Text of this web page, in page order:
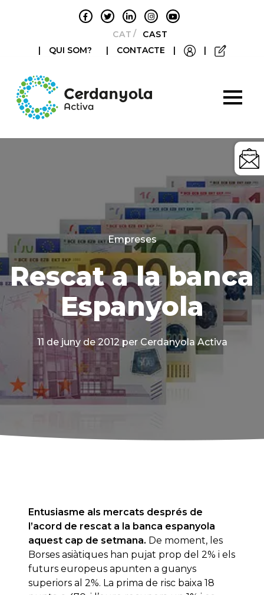
CATALÀCASTELLANO
|
QUI SOM? | CONTACTE | |
Categories
Empreses
Rescat a la banca
Espanyola
11 de juny de 2012 per Cerdanyola Activa
Entusiasme als mercats després de
l’acord de rescat a la banca espanyola
aquest cap de setmana. De moment, les
Borses asiàtiques han pujat prop del 2% i els
futurs europeus apunten a guanys
superiors al 2%. La prima de risc baixa 18